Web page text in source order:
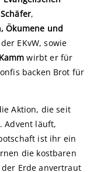
,
Ökumene und
EKvW, sowie
wirbt er für
backen Brot für
Aktion, die seit
Advent läuft,
ist ihr ein
die kostbaren
Erde anvertraut